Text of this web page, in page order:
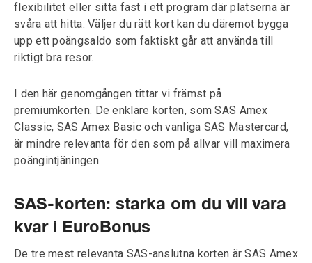
flexibilitet eller sitta fast i ett program där platserna är
svåra att hitta. Väljer du rätt kort kan du däremot bygga
upp ett poängsaldo som faktiskt går att använda till
riktigt bra resor.
I den här genomgången tittar vi främst på
premiumkorten. De enklare korten, som SAS Amex
Classic, SAS Amex Basic och vanliga SAS Mastercard,
är mindre relevanta för den som på allvar vill maximera
poängintjäningen.
SAS-korten: starka om du vill vara
kvar i EuroBonus
De tre mest relevanta SAS-anslutna korten är SAS Amex